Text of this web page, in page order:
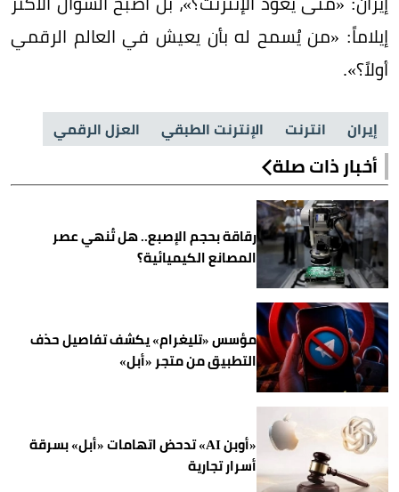
إيلاماً: «من يُسمح له بأن يعيش في العالم الرقمي
أولاً؟».
إيران انترنت الإنترنت الطبقي العزل الرقمي
أخبار ذات صلة
رقاقة بحجم الإصبع.. هل تُنهي عصر
المصانع الكيميائية؟
مؤسس «تليغرام» يكشف تفاصيل حذف
التطبيق من متجر «أبل»
«أوبن AI» تدحض اتهامات «أبل» بسرقة
أسرار تجارية